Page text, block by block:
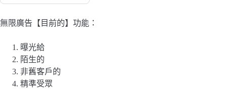
無限廣告【目前的】功能：
曝光給
陌生的
非舊客戶的
精準受眾